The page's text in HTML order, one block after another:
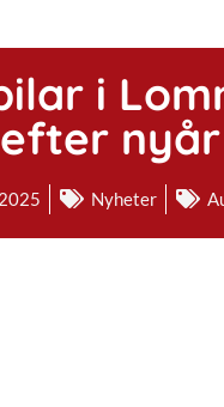
i
efter nyår
Nyheter